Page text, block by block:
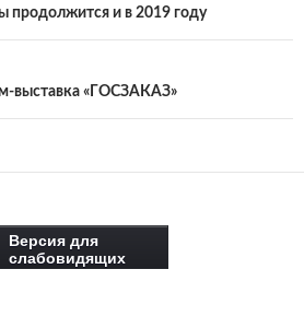
продолжится и в 2019 году
выставка «ГОСЗАКАЗ»
Версия для
слабовидящих